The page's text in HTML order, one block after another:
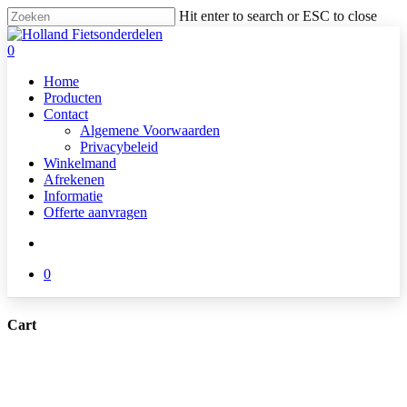
Skip
to
main
Hit enter to search or ESC to close
Close
Search
search
0
Home
Producten
Contact
Algemene Voorwaarden
Privacybeleid
Winkelmand
Afrekenen
Informatie
Offerte aanvragen
0
Cart